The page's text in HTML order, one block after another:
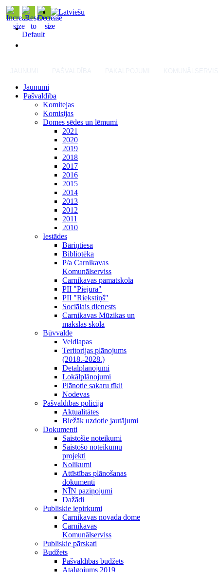
Jaunumi
Pašvaldība
Komitejas
Komisijas
Domes sēdes un lēmumi
2021
2020
2019
2018
2017
2016
2015
2014
2013
2012
2011
2010
Iestādes
Bāriņtiesa
Bibliotēka
P/a Carnikavas
Komunālserviss
Carnikavas pamatskola
PII "Piejūra"
PII "Riekstiņš"
Sociālais dienests
Carnikavas Mūzikas un
mākslas skola
Būvvalde
Veidlapas
Teritorijas plānojums
(2018.-2028.)
Detālplānojumi
Lokālplānojumi
Plānotie sakaru tīkli
Nodevas
Pašvaldības policija
Aktualitātes
Biežāk uzdotie jautājumi
Dokumenti
Saistošie noteikumi
Saistošo noteikumu
projekti
Nolikumi
Attīstības plānošanas
dokumenti
NĪN paziņojumi
Dažādi
Publiskie iepirkumi
Carnikavas novada dome
Carnikavas
Komunālserviss
Publiskie pārskati
Budžets
Pašvaldības budžets
Atalgojums 2019